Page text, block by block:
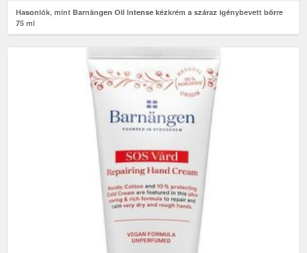
Hasonlók, mint Barnängen Oil Intense kézkrém a száraz igénybevett bőrre
75 ml